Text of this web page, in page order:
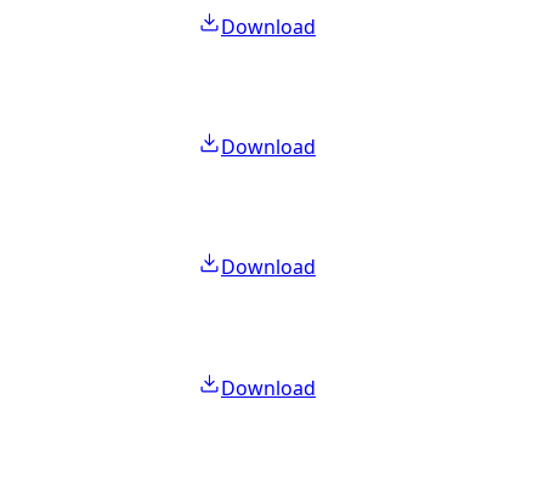
Download
Download
Download
Download